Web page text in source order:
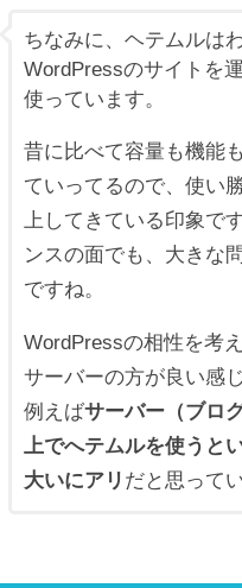
ちなみに、ヘテムルは
WordPressのサイトを
使っています。
昔に比べて容量も機能
ていってるので、使い
上してきている印象で
ンスの面でも、大きな
ですね。
WordPressの相性を考
サーバーの方が良い感
例えばサーバー（ブロ
上でへテムルを使うと
大いにアリ だと思って